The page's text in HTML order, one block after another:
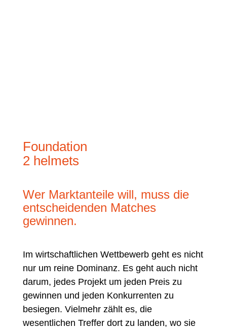
Foundation
2 helmets
Wer Marktanteile will, muss die
entscheidenden Matches
gewinnen.
Im wirtschaftlichen Wettbewerb geht es nicht
nur um reine Dominanz. Es geht auch nicht
darum, jedes Projekt um jeden Preis zu
gewinnen und jeden Konkurrenten zu
besiegen. Vielmehr zählt es, die
wesentlichen Treffer dort zu landen, wo sie